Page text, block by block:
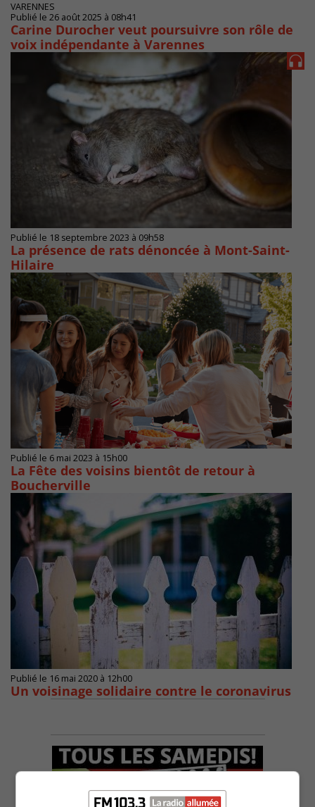
VARENNES
Publié le 26 août 2025 à 08h41
Carine Durocher veut poursuivre son rôle de
voix indépendante à Varennes
Publié le 18 septembre 2023 à 09h58
La présence de rats dénoncée à Mont-Saint-
Hilaire
Publié le 6 mai 2023 à 15h00
La Fête des voisins bientôt de retour à
Boucherville
Publié le 16 mai 2020 à 12h00
Un voisinage solidaire contre le coronavirus